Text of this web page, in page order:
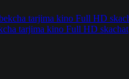
tarjima kino Full HD skachat